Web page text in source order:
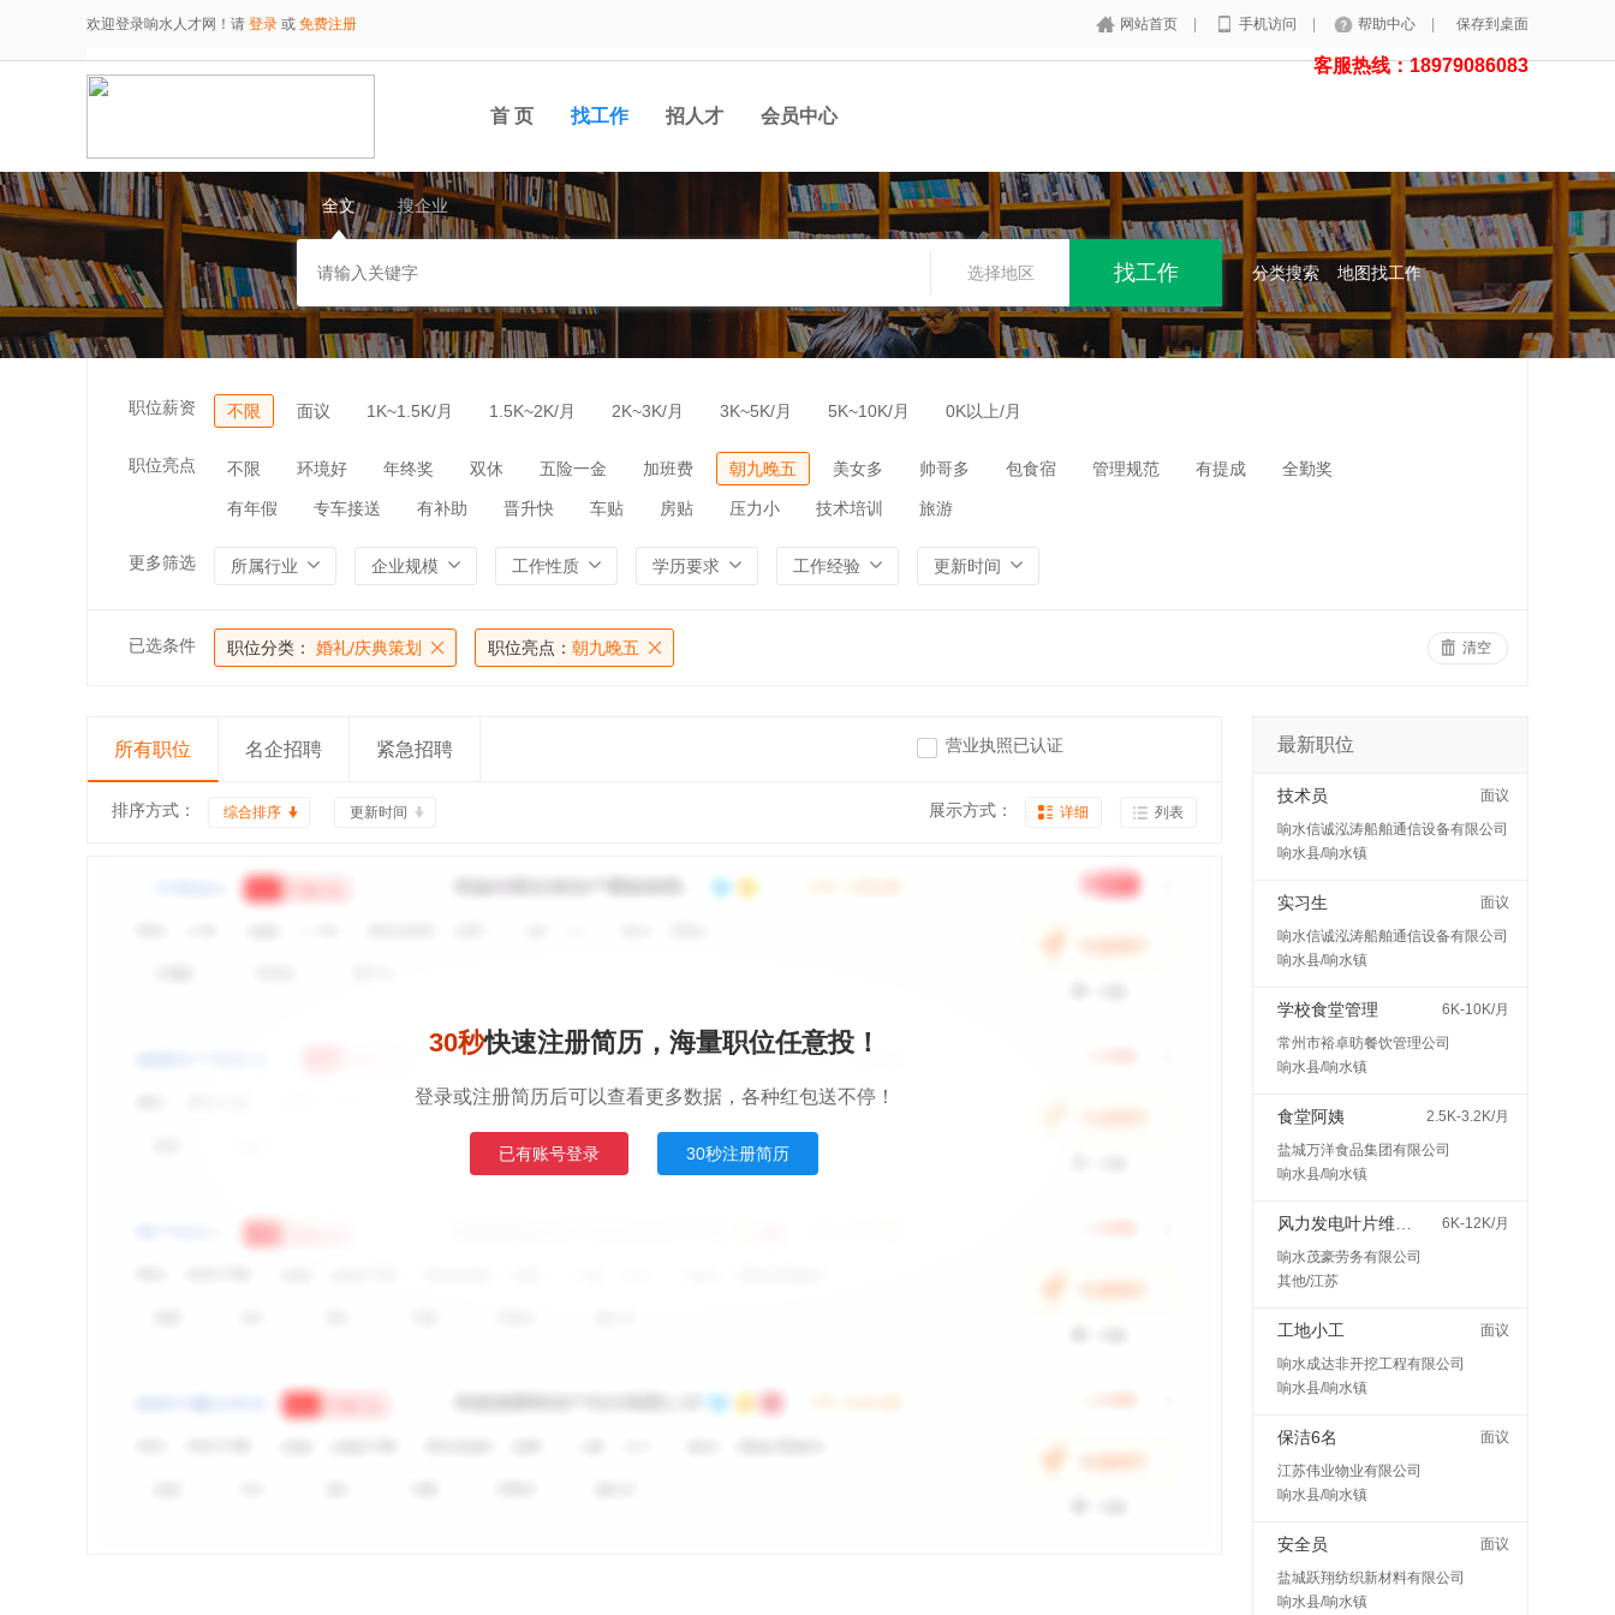
欢迎登录响水人才网！请 登录 或 免费注册 网站首页 手机访问 帮助中心 保存到桌面
客服热线：18979086083
首 页 找工作 招人才 会员中心
全文 搜企业
选择地区 分类搜索 地图找工作
职位薪资 不限 面议 1K~1.5K/月 1.5K~2K/月 2K~3K/月 3K~5K/月 5K~10K/月 0K以上/月
职位亮点 不限 环境好 年终奖 双休 五险一金 加班费 朝九晚五 美女多 帅哥多 包食宿 管理规范 有提成 全勤奖
有年假 专车接送 有补助 晋升快 车贴 房贴 压力小 技术培训 旅游
更多筛选 所属行业 企业规模 工作性质 学历要求 工作经验 更新时间
已选条件 职位分类： 婚礼/庆典策划 职位亮点： 朝九晚五 清空
所有职位 名企招聘 紧急招聘 营业执照已认证
排序方式： 综合排序 更新时间 展示方式： 详细 列表
30秒快速注册简历，海量职位任意投！
登录或注册简历后可以查看更多数据，各种红包送不停！
已有账号登录 30秒注册简历
最新职位
技术员
面议
响水信诚泓涛船舶通信设备有限公司
响水县/响水镇
实习生
面议
响水信诚泓涛船舶通信设备有限公司
响水县/响水镇
学校食堂管理
6K-10K/月
常州市裕卓昉餐饮管理公司
响水县/响水镇
食堂阿姨
2.5K-3.2K/月
盐城万洋食品集团有限公司
响水县/响水镇
6K-12K/月
响水茂豪劳务有限公司
其他/江苏
工地小工
面议
响水成达非开挖工程有限公司
响水县/响水镇
保洁6名
面议
江苏伟业物业有限公司
响水县/响水镇
安全员
面议
盐城跃翔纺织新材料有限公司
响水县/响水镇